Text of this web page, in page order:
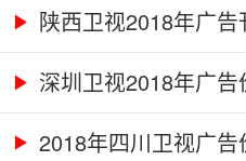
陕西卫视2018年广
深圳卫视2018年广告
2018年四川卫视广告